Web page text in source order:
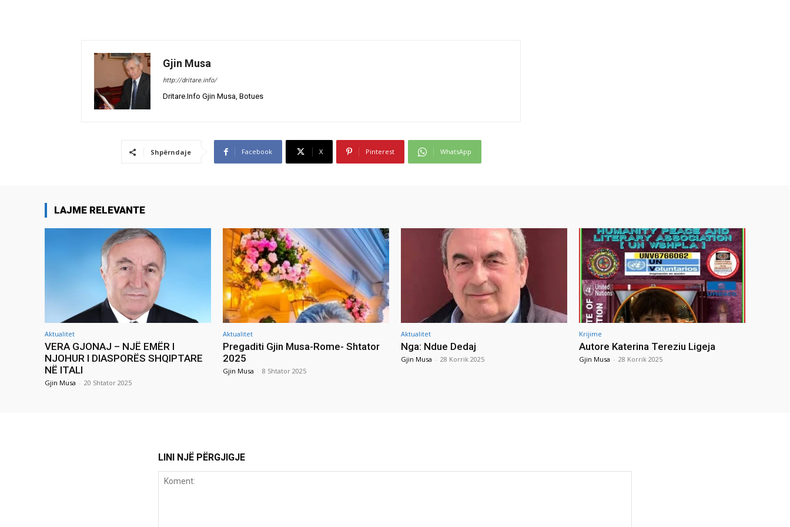
Gjin Musa
http://dritare.info/
Dritare.Info Gjin Musa, Botues
Shpërndaje Facebook X Pinterest WhatsApp
LAJME RELEVANTE
Aktualitet
VERA GJONAJ – NJË EMËR I
NJOHUR I DIASPORËS SHQIPTARE
NË ITALI
Gjin Musa - 20 Shtator 2025
Aktualitet
Pregaditi Gjin Musa-Rome- Shtator
2025
Gjin Musa - 8 Shtator 2025
Aktualitet
Nga: Ndue Dedaj
Gjin Musa - 28 Korrik 2025
Krijime
Autore Katerina Tereziu Ligeja
Gjin Musa - 28 Korrik 2025
LINI NJË PËRGJIGJE